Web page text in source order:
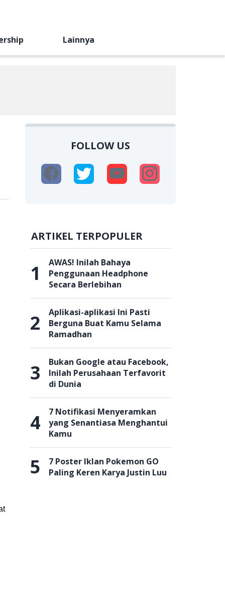
Lainnya
FOLLOW US
ARTIKEL TERPOPULER
1
AWAS! Inilah Bahaya
Penggunaan Headphone
Secara Berlebihan
2
Aplikasi-aplikasi Ini Pasti
Berguna Buat Kamu Selama
Ramadhan
3
Bukan Google atau Facebook,
Inilah Perusahaan Terfavorit
di Dunia
4
7 Notifikasi Menyeramkan
yang Senantiasa Menghantui
Kamu
5
7 Poster Iklan Pokemon GO
Paling Keren Karya Justin Luu